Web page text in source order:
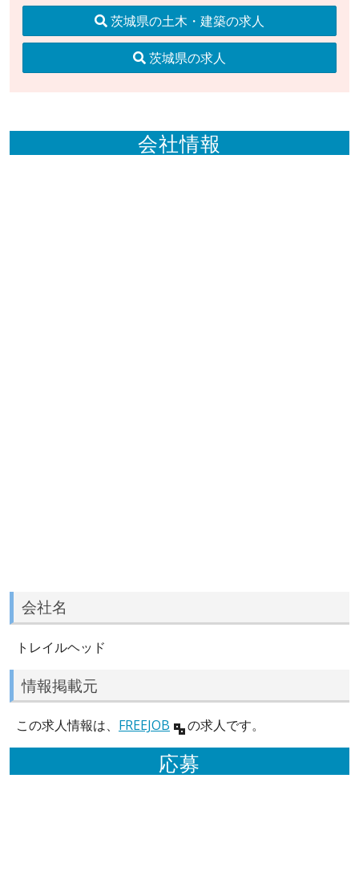
茨城県の土木・建築の求人
茨城県の求人
会社情報
会社名
トレイルヘッド
情報掲載元
この求人情報は、 FREEJOB の求人です。
応募